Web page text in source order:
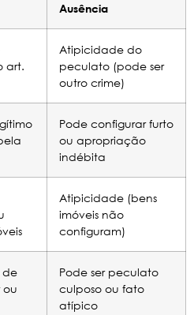
Ausência
art.
Atipicidade do
peculato (pode ser
outro crime)
Pode configurar furto
ou apropriação
indébita
Atipicidade (bens
imóveis não
configuram)
de
ou
Pode ser peculato
culposo ou fato
atípico